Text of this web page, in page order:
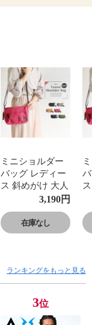
ミニショルダー
バッグ レディー
ス 斜めがけ 大人
小さめ 軽量 軽い
通勤バッグ おし
ゃれ サブバッグ
通勤 仕事 会社
ッグ シンプル 黒
ブラック グレー
ビー グリーン
85360 35361
3,190円
在庫なし
ランキングをもっと見る
3位